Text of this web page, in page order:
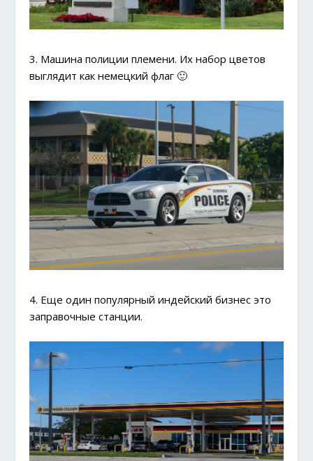
3. Машина полиции племени. Их набор цветов
выглядит как немецкий флаг 🙂
4. Еще один популярный индейский бизнес это
заправочные станции.